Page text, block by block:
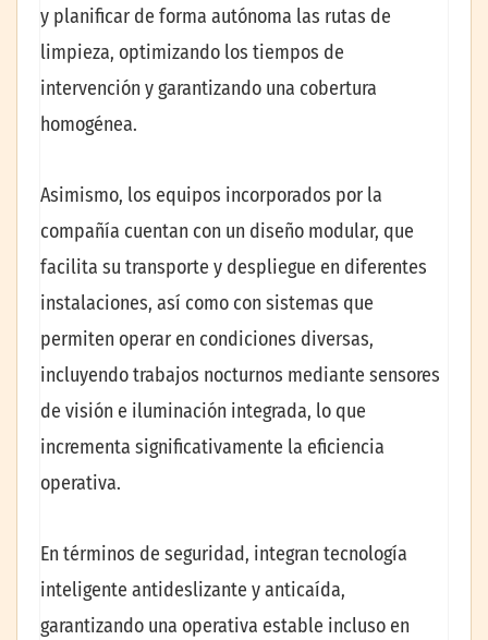
y planificar de forma autónoma las rutas de
limpieza, optimizando los tiempos de
intervención y garantizando una cobertura
homogénea.
Asimismo, los equipos incorporados por la
compañía cuentan con un diseño modular, que
facilita su transporte y despliegue en diferentes
instalaciones, así como con sistemas que
permiten operar en condiciones diversas,
incluyendo trabajos nocturnos mediante sensores
de visión e iluminación integrada, lo que
incrementa significativamente la eficiencia
operativa.
En términos de seguridad, integran tecnología
inteligente antideslizante y anticaída,
garantizando una operativa estable incluso en